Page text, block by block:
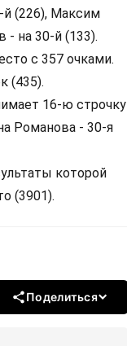
й (226), Максим
- на 30-й (133).
с 357 очками.
(435).
16-ю строчку
Романова - 30-я
которой
(3901).
Поделиться